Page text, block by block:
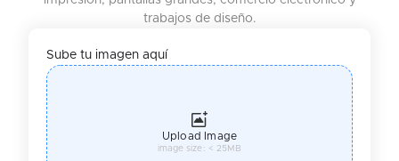
trabajos de diseño.
Sube tu imagen aquí
Upload Image
image size: < 25MB